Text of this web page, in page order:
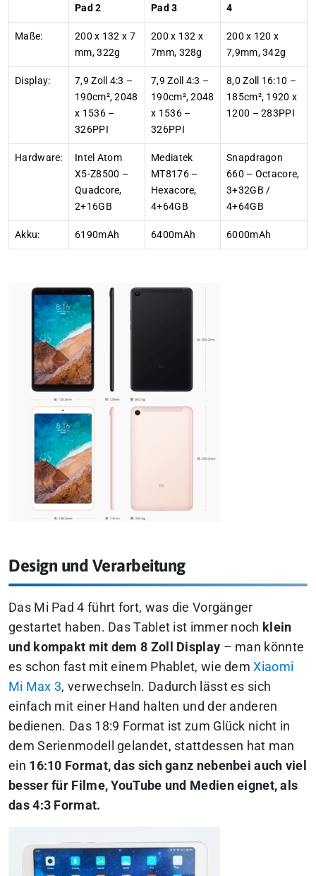
Pad 2
Pad 3
4
Maße:
200 x 132 x 7
mm, 322g
200 x 132 x
7mm, 328g
200 x 120 x
7,9mm, 342g
Display:
7,9 Zoll 4:3 –
190cm², 2048
x 1536 –
326PPI
7,9 Zoll 4:3 –
190cm², 2048
x 1536 –
326PPI
8,0 Zoll 16:10 –
185cm², 1920 x
1200 – 283PPI
Hardware:
Intel Atom
X5-Z8500 –
Quadcore,
2+16GB
Mediatek
MT8176 –
Hexacore,
4+64GB
Snapdragon
660 – Octacore,
3+32GB /
4+64GB
Akku: 6190mAh 6400mAh 6000mAh
Design und Verarbeitung
Das Mi Pad 4 führt fort, was die Vorgänger
gestartet haben. Das Tablet ist immer noch klein
und kompakt mit dem 8 Zoll Display – man könnte
es schon fast mit einem Phablet, wie demXiaomi
Mi Max 3, verwechseln. Dadurch lässt es sich
einfach mit einer Hand halten und der anderen
bedienen. Das 18:9 Format ist zum Glück nicht in
dem Serienmodell gelandet, stattdessen hat man
ein 16:10 Format, das sich ganz nebenbei auch viel
besser für Filme, YouTube und Medien eignet, als
das 4:3 Format.